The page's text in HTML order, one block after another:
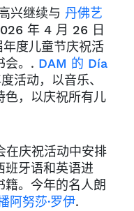
兴继续与 丹佛艺
年 4 月 26 日
度儿童节庆祝活
会。. DAM 的 Día
活动，以音乐、
色，以庆祝所有儿
在庆祝活动中安排
班牙语和英语进
籍。今年的名人朗
阿努莎·罗伊.